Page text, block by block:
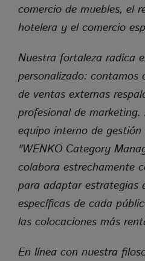
comercio de muebles, el
hotelera y el comercio
Nuestra fortaleza radica
personalizado: contamos
de ventas externas
profesional de
equipo interno de
"WENKO Category
colabora estrechamente
para adaptar estrategias
específicas de cada
las colocaciones más
En línea con nuestra